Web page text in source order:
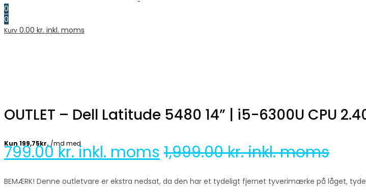
0
0
Kurv 0.00 kr. inkl. moms
OUTLET – Dell Latitude 5480 14” | i5-6300U CPU
799.00kr. inkl. moms 1,999.00kr. inkl. moms
BEMÆRK! Denne outletvare er ekstra nedsat, da den har et tydeligt fjernet tyverimærke på låget,